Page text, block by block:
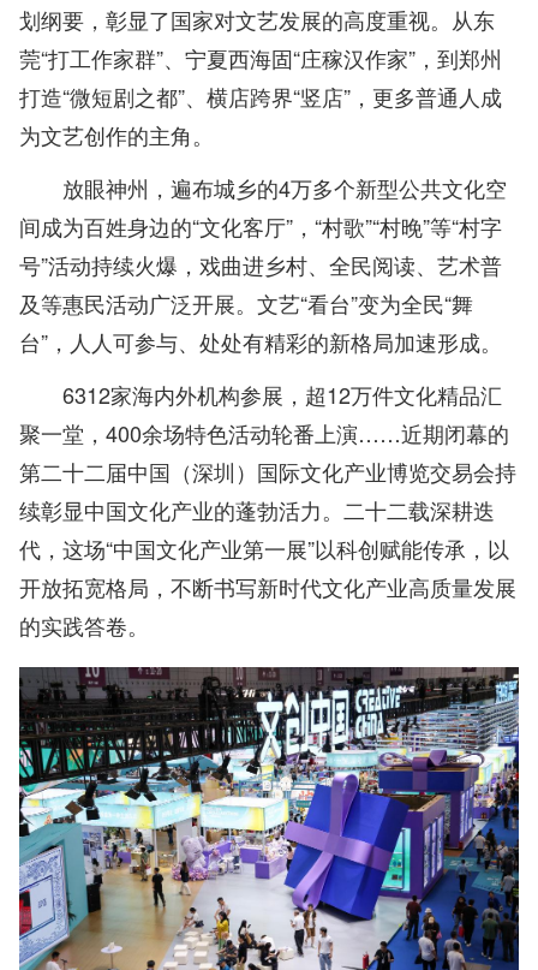
划纲要，彰显了国家对文艺发展的高度重视。从东
莞“打工作家群”、宁夏西海固“庄稼汉作家”，到郑州
打造“微短剧之都”、横店跨界“竖店”，更多普通人成
为文艺创作的主角。
放眼神州，遍布城乡的4万多个新型公共文化空
间成为百姓身边的“文化客厅”，“村歌”“村晚”等“村字
号”活动持续火爆，戏曲进乡村、全民阅读、艺术普
及等惠民活动广泛开展。文艺“看台”变为全民“舞
台”，人人可参与、处处有精彩的新格局加速形成。
6312家海内外机构参展，超12万件文化精品汇
聚一堂，400余场特色活动轮番上演……近期闭幕的
第二十二届中国（深圳）国际文化产业博览交易会持
续彰显中国文化产业的蓬勃活力。二十二载深耕迭
代，这场“中国文化产业第一展”以科创赋能传承，以
开放拓宽格局，不断书写新时代文化产业高质量发展
的实践答卷。